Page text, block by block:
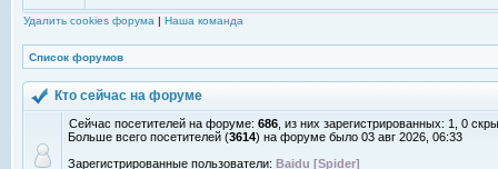
Удалить cookies форума | Наша команда
Список форумов
Кто сейчас на форуме
Сейчас посетителей на форуме: 686 , из них зарегистрированных: 1, 0
Больше всего посетителей (3614) на форуме было 03 авг 2026, 06:33
Зарегистрированные пользователи: Baidu [Spider]